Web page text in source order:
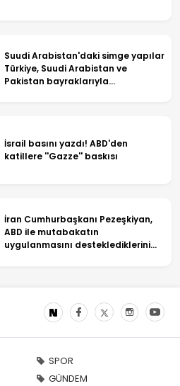
Suudi Arabistan'daki simge yapılar
Türkiye, Suudi Arabistan ve
Pakistan bayraklarıyla
İsrail basını yazdı! ABD'den
katillere ''Gazze'' baskısı
İran Cumhurbaşkanı Pezeşkiyan,
ABD ile mutabakatın
uygulanmasını desteklediklerini
SPOR
GÜNDEM